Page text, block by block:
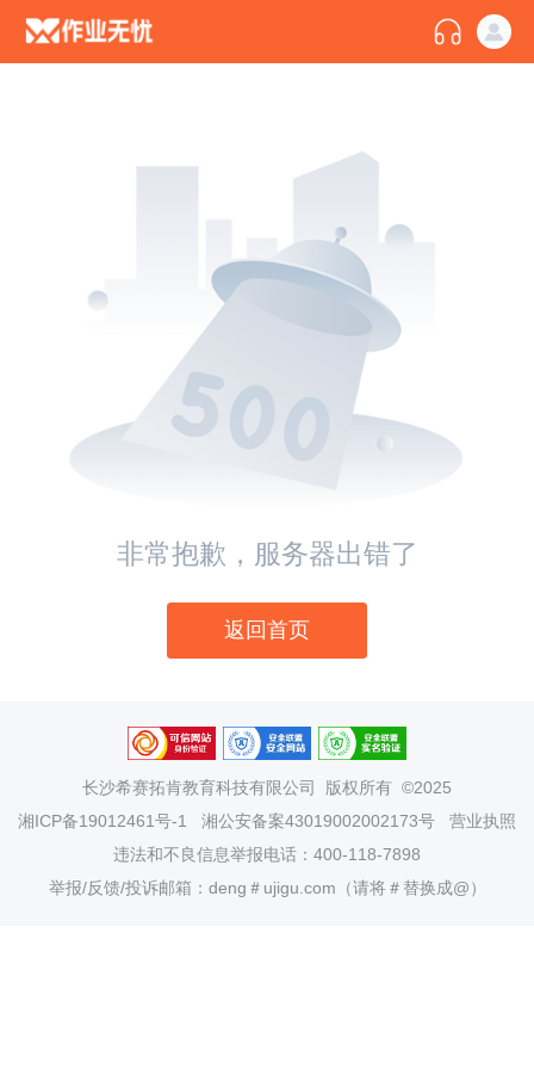
非常抱歉，服务器出错了
返回首页
长沙希赛拓肯教育科技有限公司
版权所有 ©2025
湘ICP备19012461号-1
湘公安备案43019002002173号
营业执照
违法和不良信息举报电话：400-118-7898
举报/反馈/投诉邮箱：deng＃ujigu.com（请将＃替换成@）